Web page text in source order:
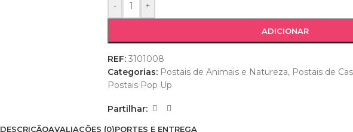
- +
ADICIONAR
REF: 3101008
Categorias: Postais de Animais e Natureza, Postais de
Postais Pop Up
Partilhar:
DESCRIÇÃOAVALIAÇÕES (0)PORTES E ENTREGA